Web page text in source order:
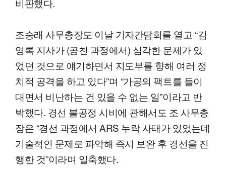
비판했다.
조승래 사무총장도 이날 기자간담회를 열고 “김
영록 지사가 (공천 과정에서) 심각한 문제가 있
었던 것으로 얘기하면서 지도부를 향해 여러 정
치적 공격을 하고 있다”며 “가공의 팩트를 들이
대면서 비난하는 건 있을 수 없는 일”이라고 반
박했다. 경선 불공정 시비에 관해서도 조 사무총
장은 “경선 과정에서 ARS 누락 사태가 있었는데
기술적인 문제로 파악해 즉시 보완 후 경선을 진
행한 것”이라며 일축했다.